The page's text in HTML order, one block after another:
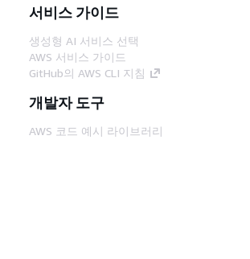
서비스 가이드
생성형 AI 서비스 선택
AWS 서비스 가이드
GitHub의 AWS CLI 지침
개발자 도구
AWS 코드 예시 라이브러리